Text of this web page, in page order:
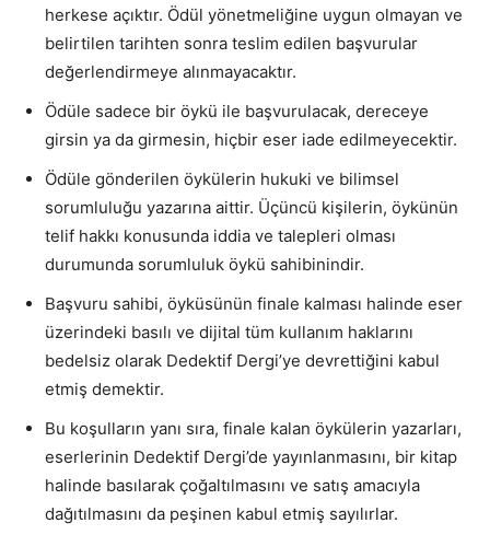
herkese açıktır. Ödül yönetmeliğine uygun olmayan ve
belirtilen tarihten sonra teslim edilen başvurular
değerlendirmeye alınmayacaktır.
Ödüle sadece bir öykü ile başvurulacak, dereceye
girsin ya da girmesin, hiçbir eser iade edilmeyecektir.
Ödüle gönderilen öykülerin hukuki ve bilimsel
sorumluluğu yazarına aittir. Üçüncü kişilerin, öykünün
telif hakkı konusunda iddia ve talepleri olması
durumunda sorumluluk öykü sahibinindir.
Başvuru sahibi, öyküsünün finale kalması halinde eser
üzerindeki basılı ve dijital tüm kullanım haklarını
bedelsiz olarak Dedektif Dergi’ye devrettiğini kabul
etmiş demektir.
Bu koşulların yanı sıra, finale kalan öykülerin yazarları,
eserlerinin Dedektif Dergi’de yayınlanmasını, bir kitap
halinde basılarak çoğaltılmasını ve satış amacıyla
dağıtılmasını da peşinen kabul etmiş sayılırlar.